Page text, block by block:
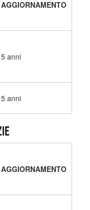
AGGIORNAMENTO
5 anni
5 anni
AGGIORNAMENTO